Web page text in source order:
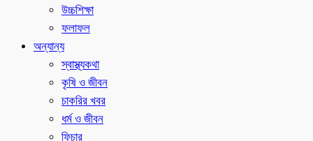
উচ্চশিক্ষা
ফলাফল
অন্যান্য
স্বাস্থ্যকথা
কৃষি ও জীবন
চাকরির খবর
ধর্ম ও জীবন
ফিচার